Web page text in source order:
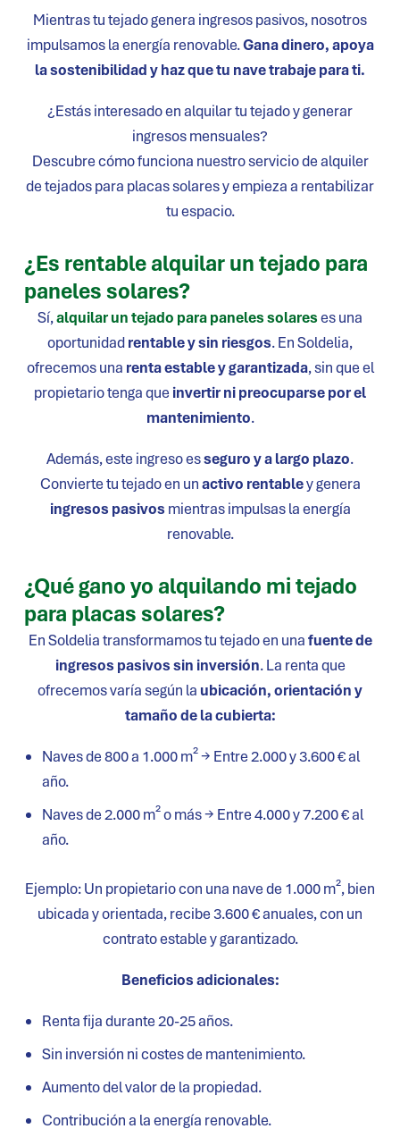
Mientras tu tejado genera ingresos pasivos, nosotros
impulsamos la energía renovable.Gana dinero, apoya
la sostenibilidad y haz que tu nave trabaje para ti.
¿Estás interesado en alquilar tu tejado y generar
ingresos mensuales?
Descubre cómo funciona nuestro servicio de alquiler
de tejados para placas solares y empieza a rentabilizar
tu espacio.
¿Es rentable alquilar un tejado para
paneles solares?
Sí,alquilar un tejado para paneles solareses una
oportunidadrentable y sin riesgos. En Soldelia,
ofrecemos una renta estable y garantizada, sin que el
propietario tenga queinvertir ni preocuparse por el
mantenimiento.
Además, este ingreso esseguro y a largo plazo.
Convierte tu tejado en unactivo rentabley genera
ingresos pasivos mientras impulsas la energía
renovable.
¿Qué gano yo alquilando mi tejado
para placas solares?
En Soldelia transformamos tu tejado en unafuente de
ingresos pasivos sin inversión. La renta que
ofrecemos varía según la ubicación, orientación y
tamaño de la cubierta:
Naves de 800 a 1.000 m² → Entre 2.000 y 3.600 € al
año.
Naves de 2.000 m² o más → Entre 4.000 y 7.200 € al
año.
Ejemplo: Un propietario con una nave de 1.000 m², bien
ubicada y orientada, recibe 3.600 € anuales, con un
contrato estable y garantizado.
Beneficios adicionales:
Renta fija durante 20-25 años.
Sin inversión ni costes de mantenimiento.
Aumento del valor de la propiedad.
Contribución a la energía renovable.